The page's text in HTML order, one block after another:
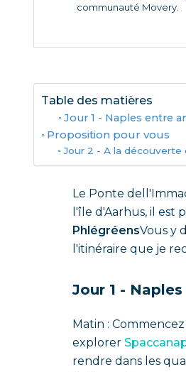
communauté Movery.
Table des matières
Jour 1 - Naples entre
Proposition pour vous
Jour 2 - A la découverte
Le Ponte
l'île d'Aarhus, il est
PhlégréensVous y
l'itinéraire que je
Jour 1 -
Matin :
explorer
rendre dans les